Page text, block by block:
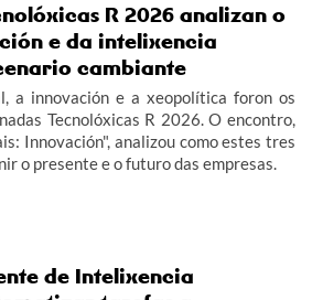
R 2026 analizan o
e da intelixencia
cambiante
a innovación e a xeopolítica foron os
Tecnolóxicas R 2026. O encontro,
Innovación", analizou como estes tres
o presente e o futuro das empresas.
de Intelixencia